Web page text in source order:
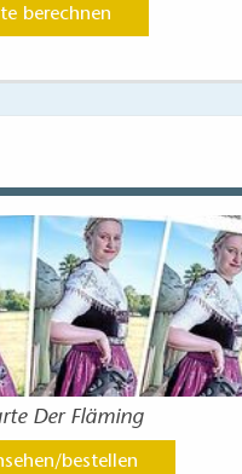
berechnen
Der Fläming
bestellen